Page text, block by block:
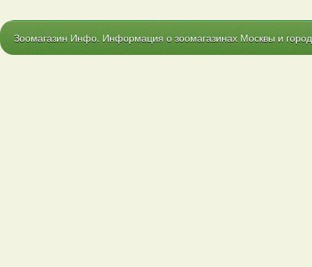
Зоомагазин Инфо. Информация о зоомагазинах Москвы и